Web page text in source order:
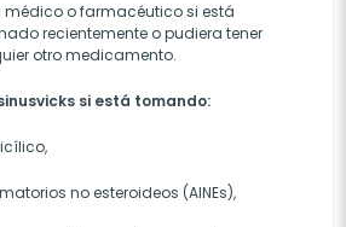
médico o farmacéutico si está
recientemente o pudiera tener
otro medicamento.
si está tomando:
no esteroideos (AINEs),